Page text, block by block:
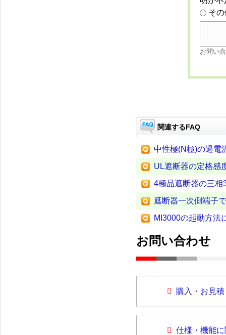
そ
お問い
関連するFAQ
中性極(N極)の過電
UL遮断器の定格感
4極品遮断器の三相
遮断器一次側端子
MI3000の起動方法
お問い合わせ
購入・お見
仕様・機能